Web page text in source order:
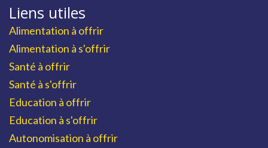
Liens utiles
Alimentation à offrir
Alimentation à s'offrir
Santé à offrir
Santé à s'offrir
Education à offrir
Education à s'offrir
Autonomisation à offrir